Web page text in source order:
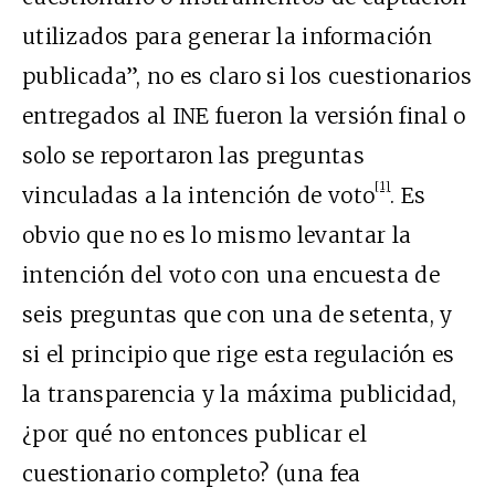
utilizados para generar la información
publicada”, no es claro si los cuestionarios
entregados al INE fueron la versión final o
solo se reportaron las preguntas
vinculadas a la intención de voto[1]. Es
obvio que no es lo mismo levantar la
intención del voto con una encuesta de
seis preguntas que con una de setenta, y
si el principio que rige esta regulación es
la transparencia y la máxima publicidad,
¿por qué no entonces publicar el
cuestionario completo? (una fea